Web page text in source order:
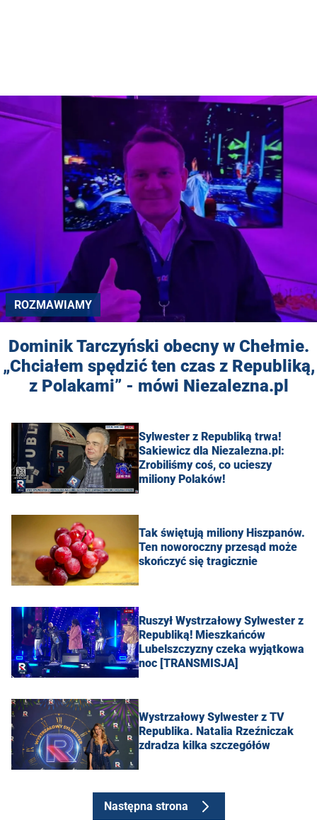
ROZMAWIAMY
Dominik Tarczyński obecny w Chełmie.
„Chciałem spędzić ten czas z Republiką,
z Polakami” - mówi Niezalezna.pl
Sylwester z Republiką trwa!
Sakiewicz dla Niezalezna.pl:
Zrobiliśmy coś, co ucieszy
miliony Polaków!
Tak świętują miliony Hiszpanów.
Ten noworoczny przesąd może
skończyć się tragicznie
Ruszył Wystrzałowy Sylwester z
Republiką! Mieszkańców
Lubelszczyzny czeka wyjątkowa
noc [TRANSMISJA]
Wystrzałowy Sylwester z TV
Republika. Natalia Rzeźniczak
zdradza kilka szczegółów
Następna strona